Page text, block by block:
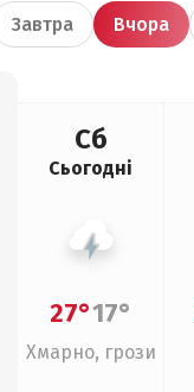
Завтра Вчора
Сб
Сьогодні
27°17°
Хмарно, грози